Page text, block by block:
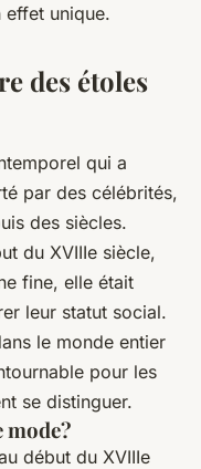
effet unique.
des étoles
qui a
par des célébrités,
des siècles.
du XVIIIe siècle,
fine, elle était
leur statut social.
le monde entier
pour les
se distinguer.
mode?
début du XVIIIe